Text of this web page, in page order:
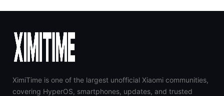
XimiTime is one of the largest unofficial Xiaomi communities,
covering HyperOS, smartphones, updates, and trusted